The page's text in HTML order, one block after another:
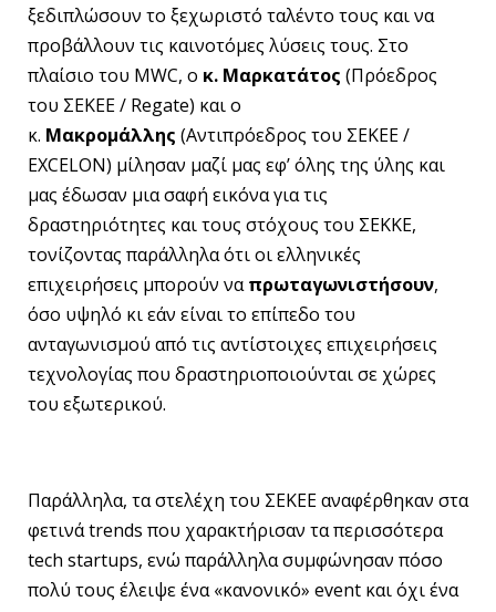
ξεδιπλώσουν το ξεχωριστό ταλέντο τους και να
προβάλλουν τις καινοτόμες λύσεις τους. Στο
πλαίσιο του MWC, ο κ. Μαρκατάτος (Πρόεδρος
του ΣΕΚΕΕ / Regate) και ο
κ. Μακρομάλλης (Αντιπρόεδρος του ΣΕΚΕΕ /
EXCELON) μίλησαν μαζί μας εφ’ όλης της ύλης και
μας έδωσαν μια σαφή εικόνα για τις
δραστηριότητες και τους στόχους του ΣΕΚΚΕ,
τονίζοντας παράλληλα ότι οι ελληνικές
επιχειρήσεις μπορούν ναπρωταγωνιστήσουν,
όσο υψηλό κι εάν είναι το επίπεδο του
ανταγωνισμού από τις αντίστοιχες επιχειρήσεις
τεχνολογίας που δραστηριοποιούνται σε χώρες
του εξωτερικού.
Παράλληλα, τα στελέχη του ΣΕΚΕΕ αναφέρθηκαν στα
φετινά trends που χαρακτήρισαν τα περισσότερα
tech startups, ενώ παράλληλα συμφώνησαν πόσο
πολύ τους έλειψε ένα «κανονικό» event και όχι ένα